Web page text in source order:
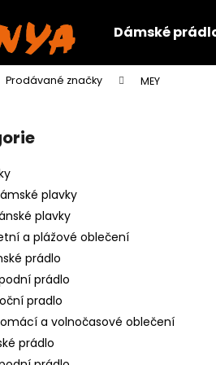
Dámské
Prodávané značky MEY
plavky
plavky
a plážové oblečení
prádlo
prádlo
pradlo
a volnočasové oblečení
prádlo